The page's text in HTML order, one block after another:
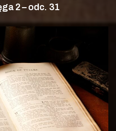
2 – odc. 31